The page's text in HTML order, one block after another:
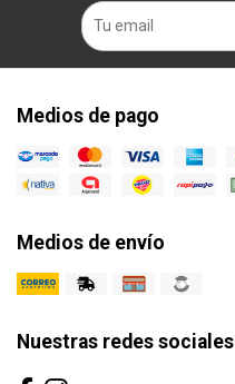
Medios de pago
Medios de envío
Nuestras redes sociales